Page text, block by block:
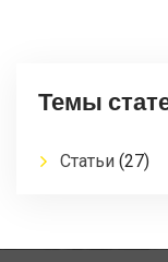
Темы
Статьи (27)